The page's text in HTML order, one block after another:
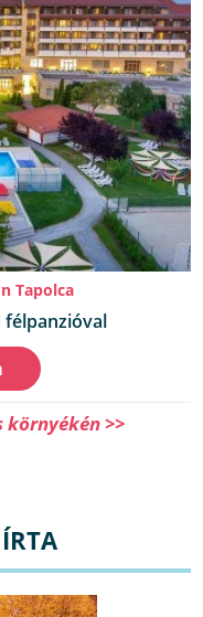
Tapolca
félpanzióval
környékén >>
ÍRTA